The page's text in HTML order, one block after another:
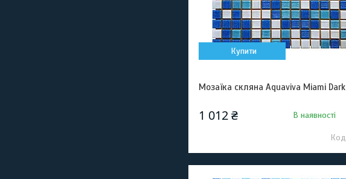
Купити
Мозаїка скляна Aquaviva Miami Dark
1 012 ₴ В наявності